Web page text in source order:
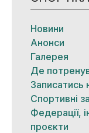
Новини
Анонси
Галерея
Де
Записатись
Спортивні
Федерації,
проєкти